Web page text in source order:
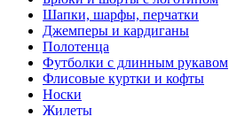
Шапки, шарфы, перчатки
Джемперы и кардиганы
Полотенца
Футболки с длинным рукавом
Флисовые куртки и кофты
Носки
Жилеты